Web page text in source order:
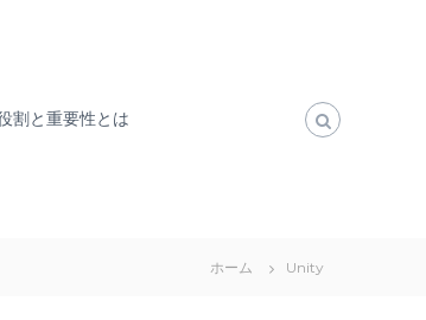
割と重要性とは
ホーム Unity